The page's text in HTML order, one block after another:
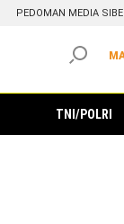
PEDOMAN MEDIA
TNI/POLRI